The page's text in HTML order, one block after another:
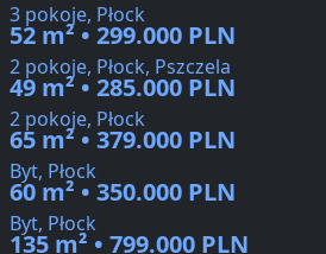
3 pokoje, Płock
52 m² • 299.000 PLN
2 pokoje, Płock, Pszczela
49 m² • 285.000 PLN
2 pokoje, Płock
65 m² • 379.000 PLN
Byt, Płock
60 m² • 350.000 PLN
Byt, Płock
135 m² • 799.000 PLN